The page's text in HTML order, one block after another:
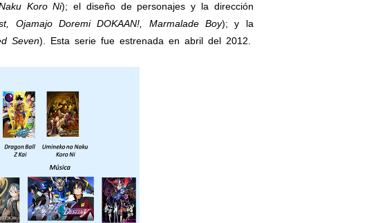
Koro Ni); el diseño de personajes y la dirección
Ojamajo Doremi DOKAAN!, Marmalade Boy); y la
Seven). Esta serie fue estrenada en abril del 2012.